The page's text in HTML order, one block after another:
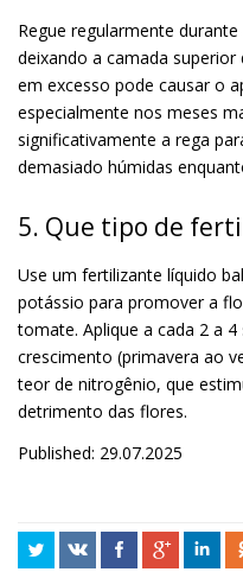
Regue regularmente
deixando a camada
em excesso pode causar o
especialmente nos meses
significativamente a rega
demasiado húmidas
5. Que tipo de
Use um fertilizante líquido
potássio para promover a
tomate. Aplique a cada 2 a
crescimento (primavera ao
teor de nitrogênio, que
detrimento das flores.
Published: 29.07.2025